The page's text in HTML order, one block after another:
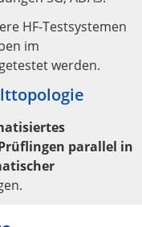
HF-Testsystemen
im
werden.
parallel in